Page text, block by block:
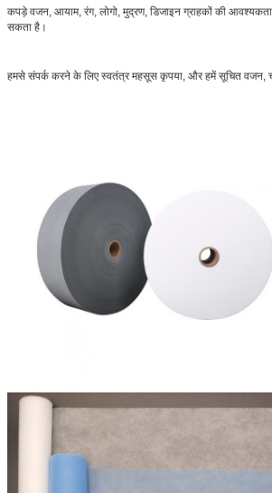
कपड़े वजन, आयाम, रंग, लोगो, मुद्रण, डिजाइन ग्राहकों की
सकता है।
हमसे संपर्क करने के लिए स्वतंत्र महसूस कृपया, और हमें सूचित वजन,